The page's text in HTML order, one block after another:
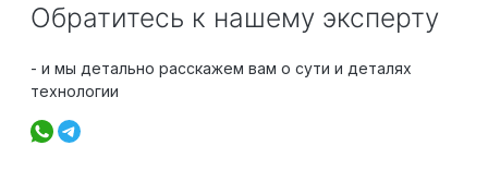
Обратитесь к нашему эксперту
- и мы детально расскажем вам о сути и деталях
технологии